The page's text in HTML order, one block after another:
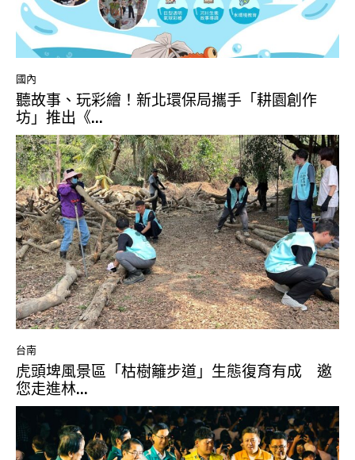
國內
聽故事、玩彩繪！新北環保局攜手「耕園創作
坊」推出《...
台南
虎頭埤風景區「枯樹籬步道」生態復育有成 邀
您走進林...